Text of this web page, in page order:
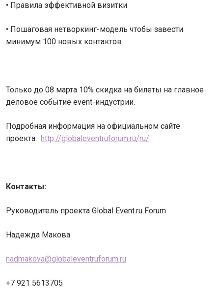
• Правила эффективной визитки
• Пошаговая нетворкинг-модель чтобы завести
минимум 100 новых контактов
Только до 08 марта 10% скидка на билеты на главное
деловое событие event-индустрии.
Подробная информация на официальном сайте
проекта: http://globaleventruforum.ru/ru/
Контакты:
Руководитель проекта Global Event.ru Forum
Надежда Макова
nadmakova@globaleventruforum.ru
+7 921 5613705